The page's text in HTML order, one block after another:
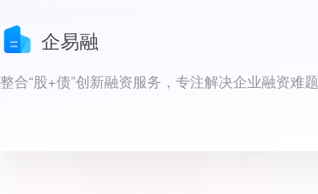
企易融
整合“股+债”创新融资服务，专注解决企业融资难题